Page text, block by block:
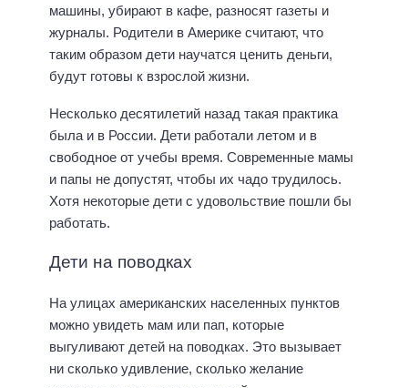
машины, убирают в кафе, разносят газеты и
журналы. Родители в Америке считают, что
таким образом дети научатся ценить деньги,
будут готовы к взрослой жизни.
Несколько десятилетий назад такая практика
была и в России. Дети работали летом и в
свободное от учебы время. Современные мамы
и папы не допустят, чтобы их чадо трудилось.
Хотя некоторые дети с удовольствие пошли бы
работать.
Дети на поводках
На улицах американских населенных пунктов
можно увидеть мам или пап, которые
выгуливают детей на поводках. Это вызывает
ни сколько удивление, сколько желание